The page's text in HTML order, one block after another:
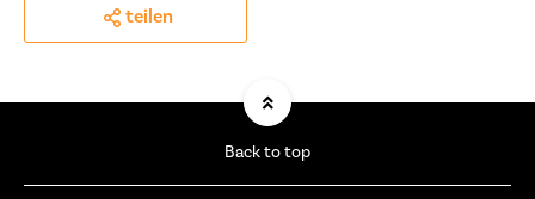
teilen
Back to top